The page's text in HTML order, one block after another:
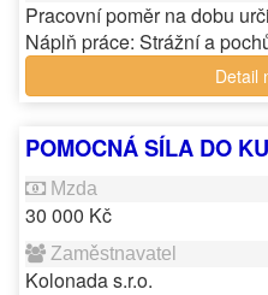
Pracovní poměr na dobu
Náplň práce: Strážní a
Detail
POMOCNÁ SÍLA DO
30 000 Kč
Kolonada s.r.o.